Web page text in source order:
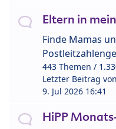
Eltern in
Finde Mamas
443 Themen /
Letzter Beitrag von
9. Jul 2026 16:41
HiPP